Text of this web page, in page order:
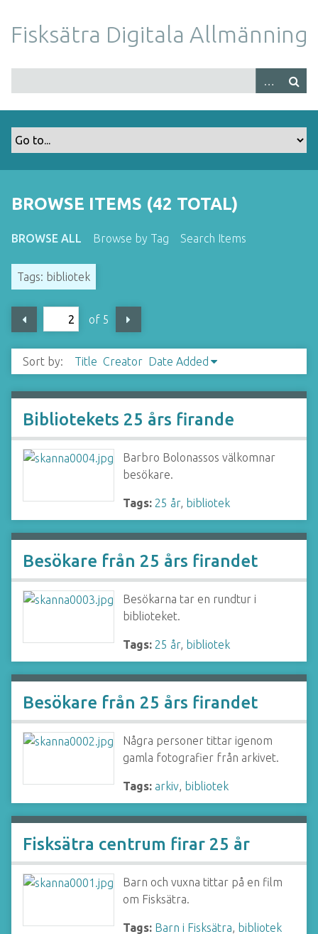
m
Fisksätra Digitala Allmänning
BROWSE ITEMS (42 TOTAL)
BROWSE ALL Browse by Tag Search Items
Tags: bibliotek
of 5
Sort by: Title Creator Date Added
Bibliotekets 25 års firande
Barbro Bolonassos välkomnar
besökare.
Tags: 25 år, bibliotek
Besökare från 25 års firandet
Besökarna tar en rundtur i
biblioteket.
Tags: 25 år, bibliotek
Besökare från 25 års firandet
Några personer tittar igenom
gamla fotografier från arkivet.
Tags: arkiv, bibliotek
Fisksätra centrum firar 25 år
Barn och vuxna tittar på en film
om Fisksätra.
Tags: Barn i Fisksätra, bibliotek